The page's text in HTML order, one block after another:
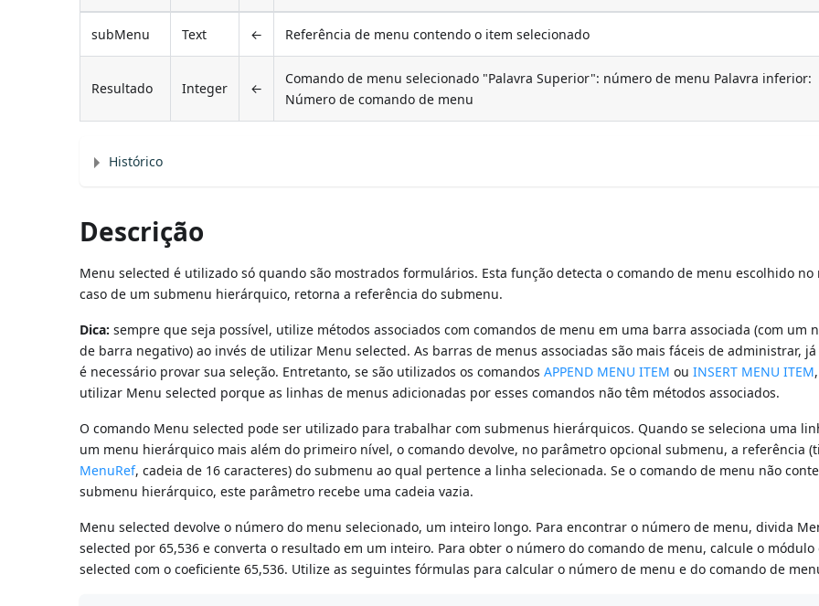
subMenu Text ← Referência de menu contendo o item selecionado
Resultado Integer ←
Comando de menu selecionado "Palavra Superior": número de menu Palavra inferior:
Número de comando de menu
Histórico
Descrição
Menu selected é utilizado só quando são mostrados formulários. Esta função detecta o comando de menu escolhido no
caso de um submenu hierárquico, retorna a referência do submenu.
Dica: sempre que seja possível, utilize métodos associados com comandos de menu em uma barra associada (com um
de barra negativo) ao invés de utilizar Menu selected. As barras de menus associadas são mais fáceis de administrar,
é necessário provar sua seleção. Entretanto, se são utilizados os comandosAPPEND MENU ITEM ouINSERT MENU ITEM
utilizar Menu selected porque as linhas de menus adicionadas por esses comandos não têm métodos associados.
O comando Menu selected pode ser utilizado para trabalhar com submenus hierárquicos. Quando se seleciona uma
um menu hierárquico mais além do primeiro nível, o comando devolve, no parâmetro opcional submenu, a referência
MenuRef, cadeia de 16 caracteres) do submenu ao qual pertence a linha selecionada. Se o comando de menu não
submenu hierárquico, este parâmetro recebe uma cadeia vazia.
Menu selected devolve o número do menu selecionado, um inteiro longo. Para encontrar o número de menu, divida
selected por 65,536 e converta o resultado em um inteiro. Para obter o número do comando de menu, calcule o
selected com o coeficiente 65,536. Utilize as seguintes fórmulas para calcular o número de menu e do comando de